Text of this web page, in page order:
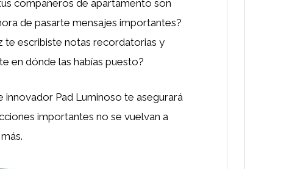
compañeros de apartamento son
de pasarte mensajes importantes?
te escribiste notas recordatorias y
en dónde las habías puesto?
innovador Pad Luminoso te asegurará
importantes no se vuelvan a